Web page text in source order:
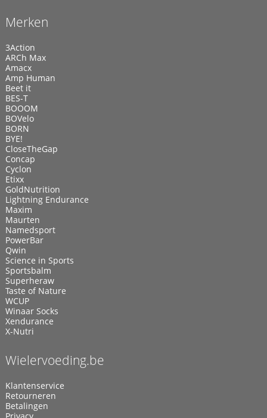
Merken
3Action
ARCh Max
Amacx
Amp Human
Beet it
BES-T
BOOOM
BOVelo
BORN
BYE!
CloseTheGap
Concap
Cyclon
Etixx
GoldNutrition
Lightning Endurance
Maxim
Maurten
Namedsport
PowerBar
Qwin
Science in Sports
Sportsbalm
Superheraw
Taste of Nature
WCUP
Winaar Socks
Xendurance
X-Nutri
Wielervoeding.be
Klantenservice
Retourneren
Betalingen